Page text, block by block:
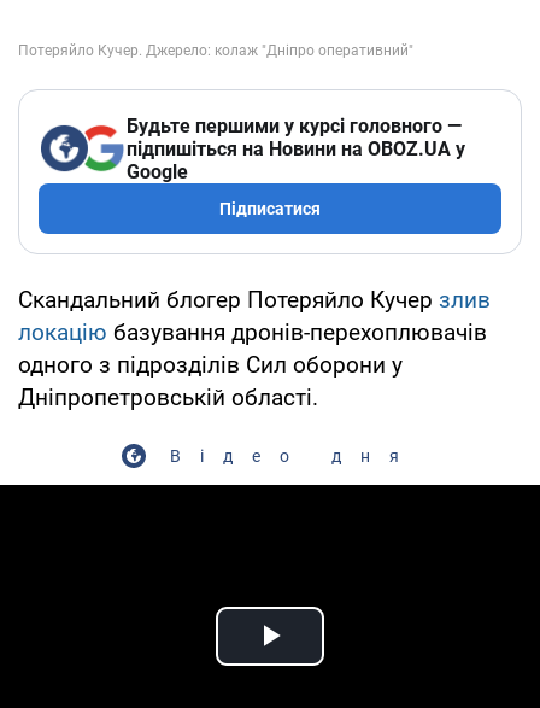
Будьте першими у курсі головного —
підпишіться на Новини на OBOZ.UA у
Google
Підписатися
Скандальний блогер Потеряйло Кучер злив
локацію базування дронів-перехоплювачів
одного з підрозділів Сил оборони у
Дніпропетровській області.
Відео дня
Play Video